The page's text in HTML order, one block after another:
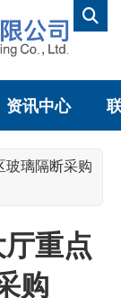
资讯中心
玻璃隔断采购
重点
购